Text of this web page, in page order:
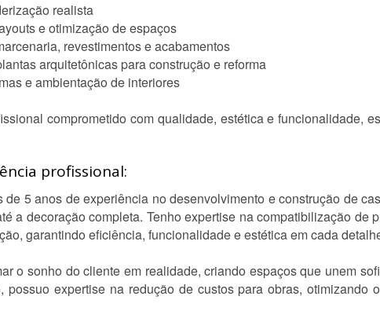
realista
e otimização de espaços
revestimentos e acabamentos
arquitetônicas para construção e reforma
e ambientação de interiores
comprometido com qualidade, estética e funcionalidade,
profissional:
de 5 anos de experiência no desenvolvimento e construção de
a decoração completa. Tenho expertise na compatibilização de
garantindo eficiência, funcionalidade e estética em cada
o sonho do cliente em realidade, criando espaços que unem
possuo expertise na redução de custos para obras, otimizando